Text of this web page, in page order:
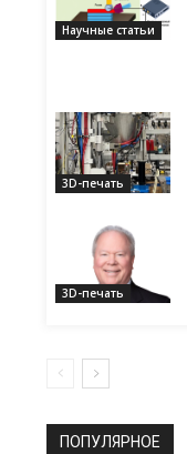
Научные статьи
3D-печать
3D-печать
ПОПУЛЯРНОЕ